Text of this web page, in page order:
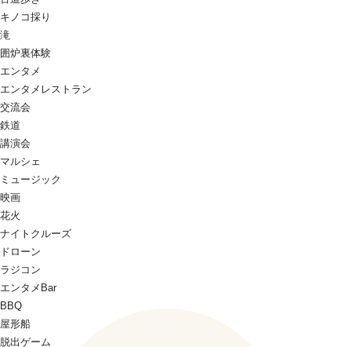
キノコ採り
滝
囲炉裏体験
エンタメ
エンタメレストラン
交流会
鉄道
講演会
マルシェ
ミュージック
映画
花火
ナイトクルーズ
ドローン
ラジコン
エンタメBar
BBQ
屋形船
脱出ゲーム